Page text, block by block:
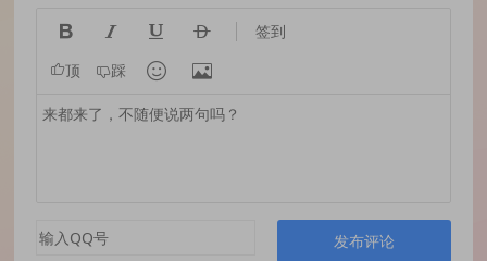
    签到
顶 踩  
发布评论